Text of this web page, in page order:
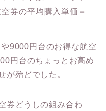
券の平均購入単価＝
9000円台のお得な航空
円台のちょっとお高め
が殆どでした。
券どうしの組み合わ